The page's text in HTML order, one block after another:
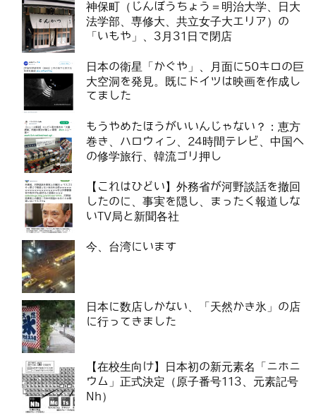
神保町（じんぼうちょう＝明治大学、日大
法学部、専修大、共立女子大エリア）の
「いもや」、3月31日で閉店
日本の衛星「かぐや」、月面に50キロの巨
大空洞を発見。既にドイツは映画を作成し
てました
もうやめたほうがいいんじゃない？：恵方
巻き、ハロウィン、24時間テレビ、中国へ
の修学旅行、韓流ゴリ押し
【これはひどい】外務省が河野談話を撤回
したのに、事実を隠し、まったく報道しな
いTV局と新聞各社
今、台湾にいます
日本に数店しかない、「天然かき氷」の店
に行ってきました
【在校生向け】日本初の新元素名「ニホニ
ウム」正式決定（原子番号113、元素記号
Nh）